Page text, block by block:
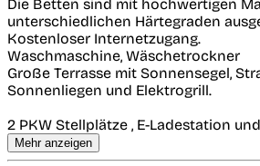
Die Betten sind mit hochwertigen
unterschiedlichen Härtegraden
Kostenloser Internetzugang.
Waschmaschine, Wäschetrockner
Große Terrasse mit Sonnensegel,
Sonnenliegen und Elektrogrill.
2 PKW Stellplätze , E-Ladestation
Mehr anzeigen